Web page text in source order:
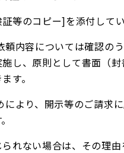
等のコピー]を添付してい
内容については確認の
し、原則として書面（
す。
より、開示等のご請求
れない場合は、その理